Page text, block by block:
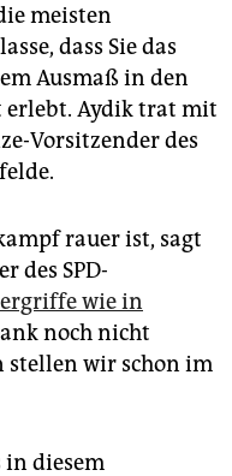
meisten
dass Sie das
Ausmaß in den
erlebt. Aydik trat mit
Vorsitzender des
rauer ist, sagt
des SPD-
wie in
noch nicht
stellen wir schon im
in diesem